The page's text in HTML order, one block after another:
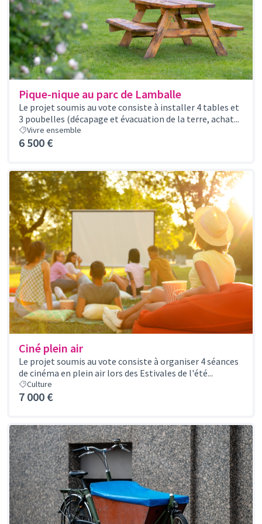
Pique-nique au parc de Lamballe
Le projet soumis au vote consiste à installer 4 tables et
3 poubelles (décapage et évacuation de la terre, achat...
Vivre ensemble
6 500 €
Ciné plein air
Le projet soumis au vote consiste à organiser 4 séances
de cinéma en plein air lors des Estivales de l'été...
Culture
7 000 €